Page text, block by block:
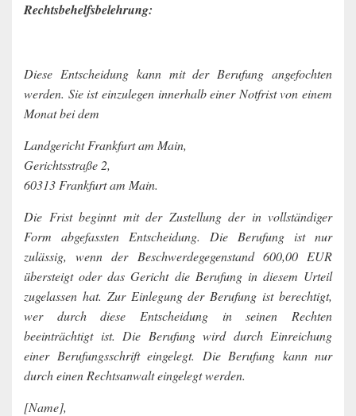
Rechtsbehelfsbelehrung:
Diese Entscheidung kann mit der Berufung angefochten
werden. Sie ist einzulegen innerhalb einer Notfrist von einem
Monat bei dem
Landgericht Frankfurt am Main,
Gerichtsstraße 2,
60313 Frankfurt am Main.
Die Frist beginnt mit der Zustellung der in vollständiger
Form abgefassten Entscheidung. Die Berufung ist nur
zulässig, wenn der Beschwerdegegenstand 600,00 EUR
übersteigt oder das Gericht die Berufung in diesem Urteil
zugelassen hat. Zur Einlegung der Berufung ist berechtigt,
wer durch diese Entscheidung in seinen Rechten
beeinträchtigt ist. Die Berufung wird durch Einreichung
einer Berufungsschrift eingelegt. Die Berufung kann nur
durch einen Rechtsanwalt eingelegt werden.
[Name],